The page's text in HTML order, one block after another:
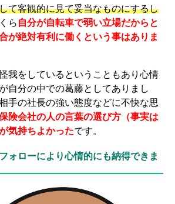
て客観的に見て妥当なものにするし
ら 自分が自転車で弱い立場だからと
が絶対有利に働くという事はありま
我をしているということもあり心情
自分の中での葛藤としてありまし
手の社長の強い態度などに不快な思
険会社の人の言葉の選び方（事実は
気持ちよかったです。
ォローにより心情的にも納得できま